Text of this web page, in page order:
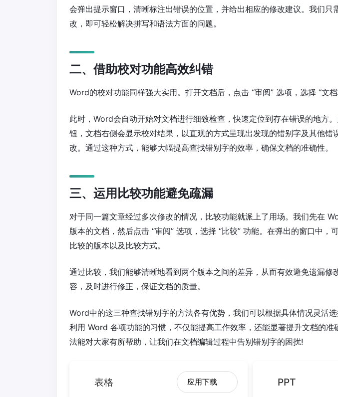
会弹出提示窗口，清晰标注出错误的位置，并给出相应的修改建议。我们只
改，即可轻松解决拼写和语法方面的问题。
二、借助校对功能高效纠错
Word的校对功能同样强大实用。打开文档后，点击 “审阅” 选项，选择 “文档
此时，Word会自动开始对文档进行细致检查，快速定位到存在错误的地方
钮，文档右侧会显示校对结果，以直观的方式呈现出发现的错别字及其他错
改。通过这种方式，能够大幅提高查找错别字的效率，确保文档的准确性。
三、运用比较功能避免疏漏
对于同一篇文章经过多次修改的情况，比较功能就派上了用场。我们先在
版本的文档，然后点击 “审阅” 选项，选择 “比较” 功能。在弹出的窗口中，
比较的版本以及比较方式。
通过比较，我们能够清晰地看到两个版本之间的差异，从而有效避免遗漏修
容，及时进行修正，保证文档的质量。
Word中的这三种查找错别字的方法各有优势，我们可以根据具体情况灵活
利用 Word 各项功能的习惯，不仅能提高工作效率，还能显著提升文档的准
法能对大家有所帮助，让我们在文档编辑过程中告别错别字的困扰!
表格 应用下载 PPT